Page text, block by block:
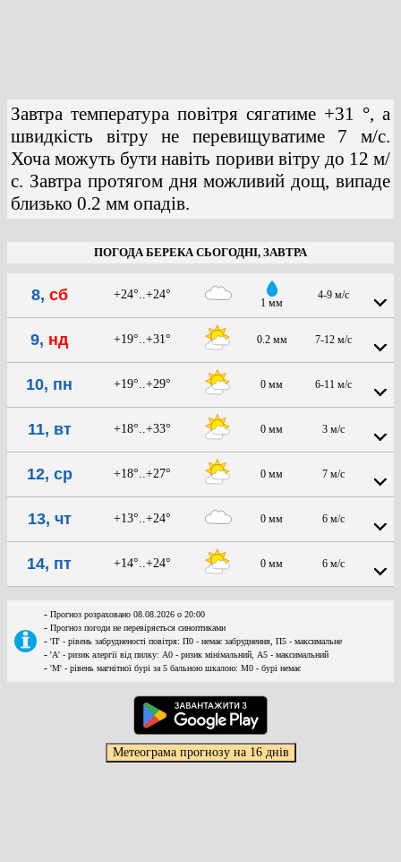
Завтра температура повітря сягатиме +31 °, а
швидкість вітру не перевищуватиме 7 м/с.
Хоча можуть бути навіть пориви вітру до 12 м/
с. Завтра протягом дня можливий дощ, випаде
близько 0.2 мм опадів.
ПОГОДА БЕРЕКА СЬОГОДНІ, ЗАВТРА
8, сб +24°..+24°
1 мм
4-9 м/с
9, нд +19°..+31° 0.2 мм 7-12 м/с
10, пн +19°..+29° 0 мм 6-11 м/с
11, вт +18°..+33° 0 мм 3 м/с
12, ср +18°..+27° 0 мм 7 м/с
13, чт +13°..+24° 0 мм 6 м/с
14, пт +14°..+24° 0 мм 6 м/с
- Прогноз розраховано 08.08.2026 о 20:00
- Прогноз погоди не перевіряється синоптиками
- 'П' - рівень забрудненості повітря: П0 - немає забруднення, П5 - максимальне
- 'А' - ризик алергії від пилку: А0 - ризик мінімальний, А5 - максимальний
- 'М' - рівень магнітної бурі за 5 бальною шкалою: M0 - бурі немає